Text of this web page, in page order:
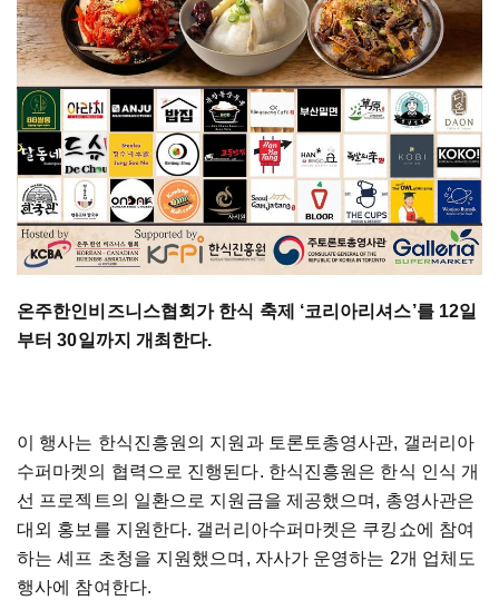
온주한인비즈니스협회가 한식 축제 ‘코리아리셔스’를 12일
부터 30일까지 개최한다.
이 행사는 한식진흥원의 지원과 토론토총영사관, 갤러리아
수퍼마켓의 협력으로 진행된다. 한식진흥원은 한식 인식 개
선 프로젝트의 일환으로 지원금을 제공했으며, 총영사관은
대외 홍보를 지원한다. 갤러리아수퍼마켓은 쿠킹쇼에 참여
하는 셰프 초청을 지원했으며, 자사가 운영하는 2개 업체도
행사에 참여한다.